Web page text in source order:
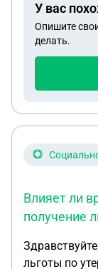
ответа нет,
отправили
У вас
Опишите
делать.
Влияет ли
получение
льготы по